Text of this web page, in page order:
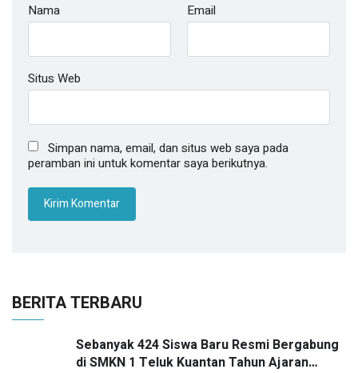
Nama Email
Situs Web
Simpan nama, email, dan situs web saya pada
peramban ini untuk komentar saya berikutnya.
BERITA TERBARU
Sebanyak 424 Siswa Baru Resmi Bergabung
di SMKN 1 Teluk Kuantan Tahun Ajaran